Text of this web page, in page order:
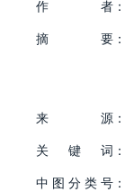
作 者：
摘
要：
来
源：
关
键 词：
中 图 分 类 号：